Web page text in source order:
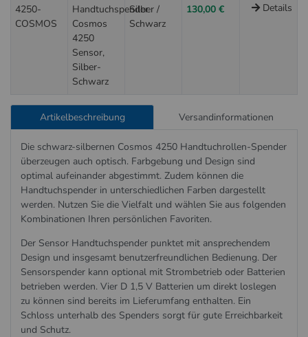
4250-
COSMOS
Handtuchspender
Cosmos
4250
Sensor,
Silber-
Schwarz
Silber /
Schwarz
130,00 € Details
Artikelbeschreibung Versandinformationen
Die schwarz-silbernen Cosmos 4250 Handtuchrollen-Spender
überzeugen auch optisch. Farbgebung und Design sind
optimal aufeinander abgestimmt. Zudem können die
Handtuchspender in unterschiedlichen Farben dargestellt
werden. Nutzen Sie die Vielfalt und wählen Sie aus folgenden
Kombinationen Ihren persönlichen Favoriten.
Der Sensor Handtuchspender punktet mit ansprechendem
Design und insgesamt benutzerfreundlichen Bedienung. Der
Sensorspender kann optional mit Strombetrieb oder Batterien
betrieben werden. Vier D 1,5 V Batterien um direkt loslegen
zu können sind bereits im Lieferumfang enthalten. Ein
Schloss unterhalb des Spenders sorgt für gute ­Erreichbarkeit
und Schutz.